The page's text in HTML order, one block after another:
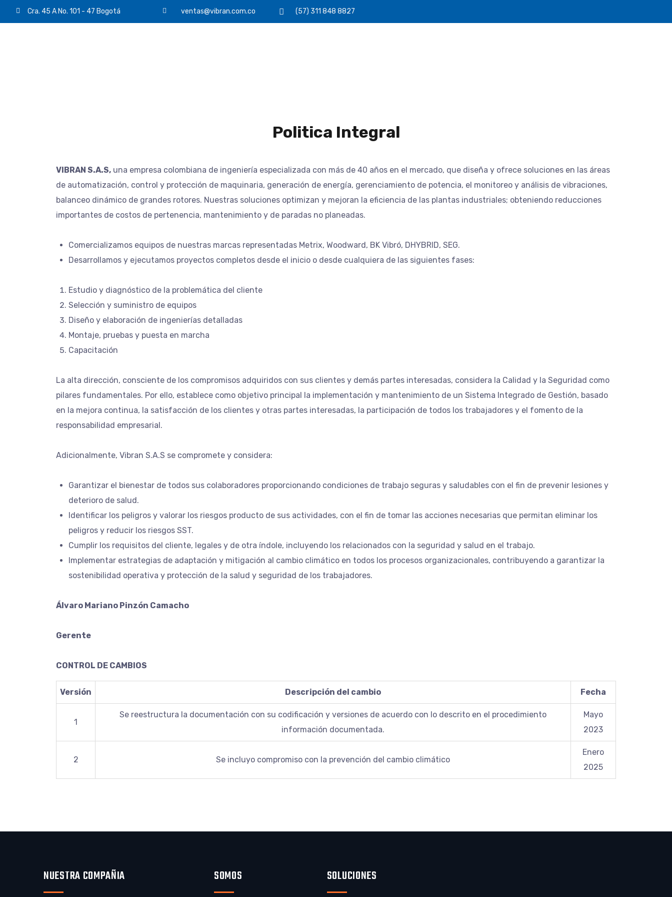
Cra. 45 A No. 101 - 47 Bogotá ventas@vibran.com.co (57) 311 848 8827
Politica Integral
VIBRAN S.A.S, una empresa colombiana de ingeniería especializada con más de 40 años en el mercado, que diseña y ofrece soluciones en las áreas
de automatización, control y protección de maquinaria, generación de energía, gerenciamiento de potencia, el monitoreo y análisis de vibraciones,
balanceo dinámico de grandes rotores. Nuestras soluciones optimizan y mejoran la eficiencia de las plantas industriales; obteniendo reducciones
importantes de costos de pertenencia, mantenimiento y de paradas no planeadas.
Comercializamos equipos de nuestras marcas representadas Metrix, Woodward, BK Vibró, DHYBRID, SEG.
Desarrollamos y ejecutamos proyectos completos desde el inicio o desde cualquiera de las siguientes fases:
Estudio y diagnóstico de la problemática del cliente
Selección y suministro de equipos
Diseño y elaboración de ingenierías detalladas
Montaje, pruebas y puesta en marcha
Capacitación
La alta dirección, consciente de los compromisos adquiridos con sus clientes y demás partes interesadas, considera la Calidad y la Seguridad como
pilares fundamentales. Por ello, establece como objetivo principal la implementación y mantenimiento de un Sistema Integrado de Gestión, basado
en la mejora continua, la satisfacción de los clientes y otras partes interesadas, la participación de todos los trabajadores y el fomento de la
responsabilidad empresarial.
Adicionalmente, Vibran S.A.S se compromete y considera:
Garantizar el bienestar de todos sus colaboradores proporcionando condiciones de trabajo seguras y saludables con el fin de prevenir lesiones y
deterioro de salud.
Identificar los peligros y valorar los riesgos producto de sus actividades, con el fin de tomar las acciones necesarias que permitan eliminar los
peligros y reducir los riesgos SST.
Cumplir los requisitos del cliente, legales y de otra índole, incluyendo los relacionados con la seguridad y salud en el trabajo.
Implementar estrategias de adaptación y mitigación al cambio climático en todos los procesos organizacionales, contribuyendo a garantizar la
sostenibilidad operativa y protección de la salud y seguridad de los trabajadores.
Álvaro Mariano Pinzón Camacho
Gerente
CONTROL DE CAMBIOS
Versión Descripción del cambio Fecha
1
Se reestructura la documentación con su codificación y versiones de acuerdo con lo descrito en el procedimiento
información documentada.
Mayo
2023
2 Se incluyo compromiso con la prevención del cambio climático
Enero
2025
NUESTRA COMPAÑIA SOMOS SOLUCIONES